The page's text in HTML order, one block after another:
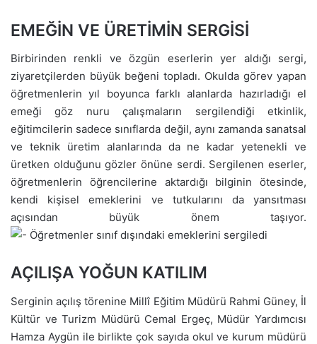
EMEĞİN VE ÜRETİMİN SERGİSİ
Birbirinden renkli ve özgün eserlerin yer aldığı sergi,
ziyaretçilerden büyük beğeni topladı. Okulda görev yapan
öğretmenlerin yıl boyunca farklı alanlarda hazırladığı el
emeği göz nuru çalışmaların sergilendiği etkinlik,
eğitimcilerin sadece sınıflarda değil, aynı zamanda sanatsal
ve teknik üretim alanlarında da ne kadar yetenekli ve
üretken olduğunu gözler önüne serdi. Sergilenen eserler,
öğretmenlerin öğrencilerine aktardığı bilginin ötesinde,
kendi kişisel emeklerini ve tutkularını da yansıtması
açısından büyük önem taşıyor.
AÇILIŞA YOĞUN KATILIM
Serginin açılış törenine Millî Eğitim Müdürü Rahmi Güney, İl
Kültür ve Turizm Müdürü Cemal Ergeç, Müdür Yardımcısı
Hamza Aygün ile birlikte çok sayıda okul ve kurum müdürü